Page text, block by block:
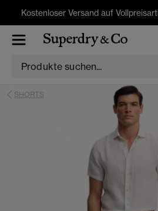
Kostenloser Versand auf
SHORTS